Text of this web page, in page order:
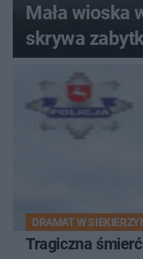
Mała wioska
skrywa
DRAMAT W
Tragiczna